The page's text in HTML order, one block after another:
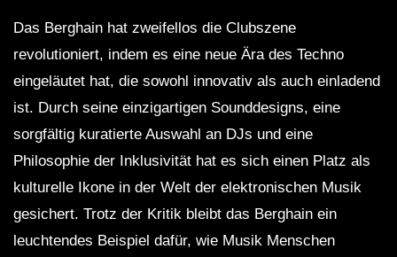
Das Berghain hat zweifellos die Clubszene
revolutioniert, indem es eine neue Ära des Techno
eingeläutet hat, die sowohl innovativ als auch einladend
ist. Durch seine einzigartigen Sounddesigns, eine
sorgfältig kuratierte Auswahl an DJs und eine
Philosophie der Inklusivität hat es sich einen Platz als
kulturelle Ikone in der Welt der elektronischen Musik
gesichert. Trotz der Kritik bleibt das Berghain ein
leuchtendes Beispiel dafür, wie Musik Menschen